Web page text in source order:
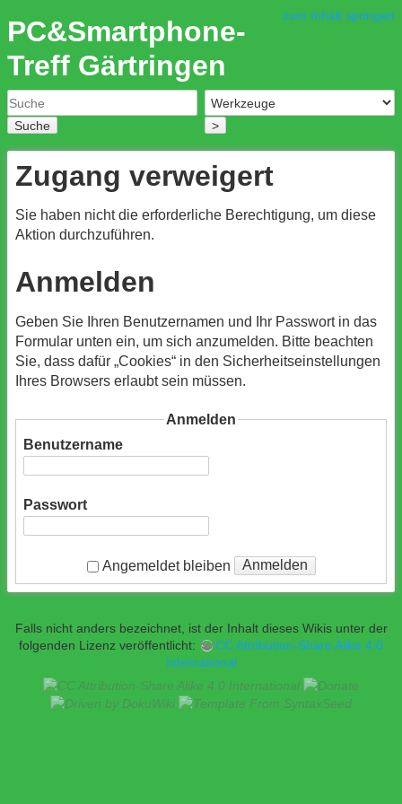
zum Inhalt springen
PC&Smartphone-
Treff Gärtringen
Suche >
Zugang verweigert
Sie haben nicht die erforderliche Berechtigung, um diese
Aktion durchzuführen.
Anmelden
Geben Sie Ihren Benutzernamen und Ihr Passwort in das
Formular unten ein, um sich anzumelden. Bitte beachten
Sie, dass dafür „Cookies“ in den Sicherheitseinstellungen
Ihres Browsers erlaubt sein müssen.
Anmelden
Benutzername
Passwort
Angemeldet bleiben Anmelden
Falls nicht anders bezeichnet, ist der Inhalt dieses Wikis unter der
folgenden Lizenz veröffentlicht:
CC Attribution-Share Alike 4.0
International